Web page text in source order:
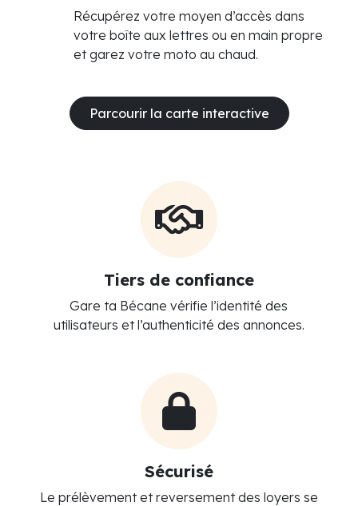
Récupérez votre moyen d’accès dans
votre boîte aux lettres ou en main propre
et garez votre moto au chaud.
Parcourir la carte interactive
Tiers de confiance
Gare ta Bécane vérifie l’identité des
utilisateurs et l’authenticité des annonces.
Sécurisé
Le prélèvement et reversement des loyers se